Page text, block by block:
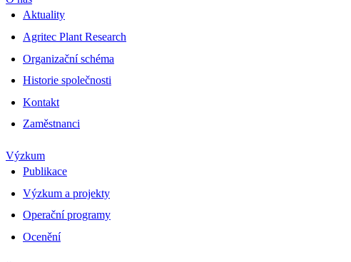
Aktuality
Agritec Plant Research
Organizační schéma
Historie společnosti
Kontakt
Zaměstnanci
Výzkum
Publikace
Výzkum a projekty
Operační programy
Ocenění